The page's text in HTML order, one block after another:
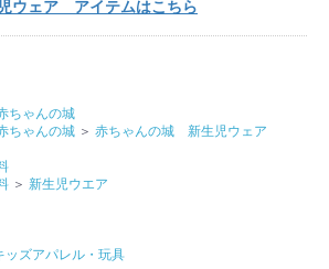
ウェア アイテムはこちら
ちゃんの城
ちゃんの城 ＞ 赤ちゃんの城 新生児ウェア
＞ 新生児ウエア
ッズアパレル・玩具